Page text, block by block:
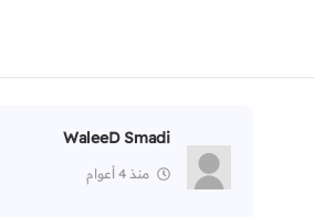
WaleeD Smadi
منذ 4 أعوام